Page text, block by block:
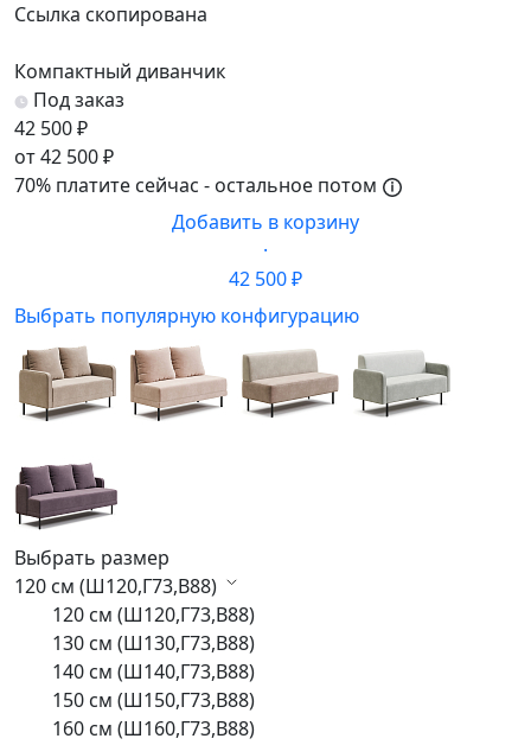
Ссылка скопирована
Компактный диванчик
Под заказ
42 500 ₽
от 42 500 ₽
70% платите сейчас - остальное потом
Добавить в корзину
·
42 500 ₽
Выбрать популярную конфигурацию
Выбрать размер
120 см (Ш120,Г73,В88)
120 см (Ш120,Г73,В88)
130 см (Ш130,Г73,В88)
140 см (Ш140,Г73,В88)
150 см (Ш150,Г73,В88)
160 см (Ш160,Г73,В88)